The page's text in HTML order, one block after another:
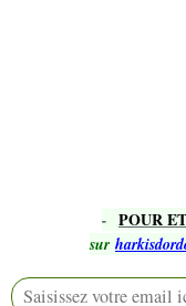
- POUR
sur